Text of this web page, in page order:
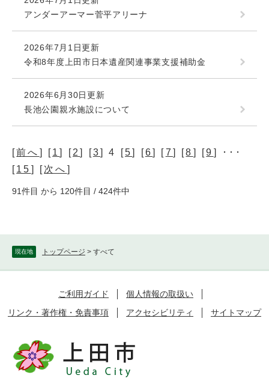
現在地 トップページ > すべて
アンダーアーマー菅平アリーナ
2026年7月1日更新
令和8年度上田市日本遺産関連事業支援補助金
2026年6月30日更新
長池公園親水施設について
[前へ ] [1] [2] [3] 4 [5] [6] [7 ] [8 ] [9 ] ･･･
[15 ] [次へ ]
91件目 から 120件目 / 424件中
ご利用ガイド
個人情報の取扱い
リンク・著作権・免責事項
アクセシビリティ サイトマップ